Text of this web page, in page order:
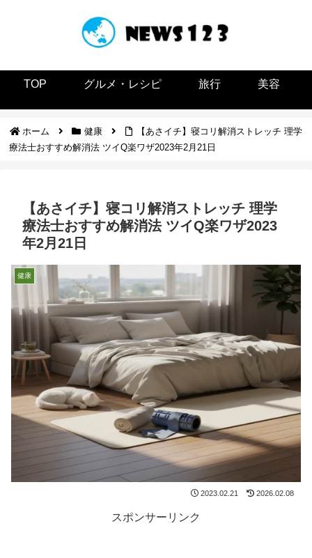
TOP グルメ・レシピ 旅行 美容
ホーム 健康
【あさイチ】寝コリ解消ストレッチ 理学
療法士おすすめ解消法 ツイQ楽ワザ2023年2月21日
【あさイチ】寝コリ解消ストレッチ 理学
療法士おすすめ解消法 ツイQ楽ワザ2023
年2月21日
健康
2023.02.21 2026.02.08
スポンサーリンク